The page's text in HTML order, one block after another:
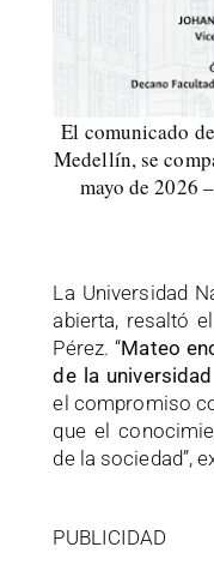
El comunicado
Medellín, se
mayo de 2026
La Universidad
abierta, resaltó
Pérez. “Mateo
de la
el compromiso
que el
de la sociedad”,
PUBLICIDAD